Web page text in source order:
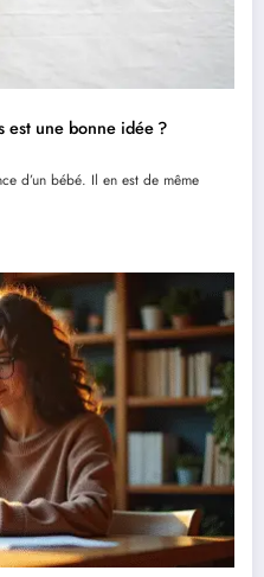
est une bonne idée ?
d’un bébé. Il en est de même